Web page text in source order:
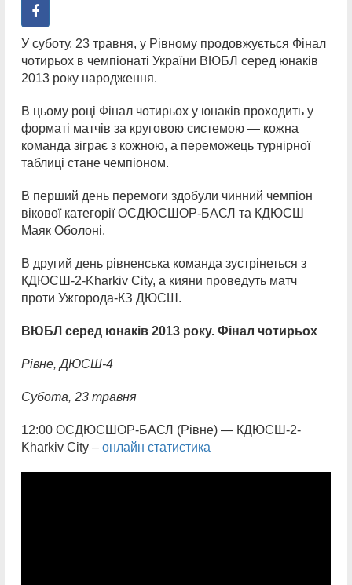
У суботу, 23 травня, у Рівному продовжується Фінал
чотирьох в чемпіонаті України ВЮБЛ серед юнаків
2013 року народження.
В цьому році Фінал чотирьох у юнаків проходить у
форматі матчів за круговою системою — кожна
команда зіграє з кожною, а переможець турнірної
таблиці стане чемпіоном.
В перший день перемоги здобули чинний чемпіон
вікової категорії ОСДЮСШОР-БАСЛ та КДЮСШ
Маяк Оболоні.
В другий день рівненська команда зустрінеться з
КДЮСШ-2-Kharkiv City, а кияни проведуть матч
проти Ужгорода-КЗ ДЮСШ.
ВЮБЛ серед юнаків 2013 року. Фінал чотирьох
Рівне, ДЮСШ-4
Субота, 23 травня
12:00 ОСДЮСШОР-БАСЛ (Рівне) — КДЮСШ-2-
Kharkiv City – онлайн статистика